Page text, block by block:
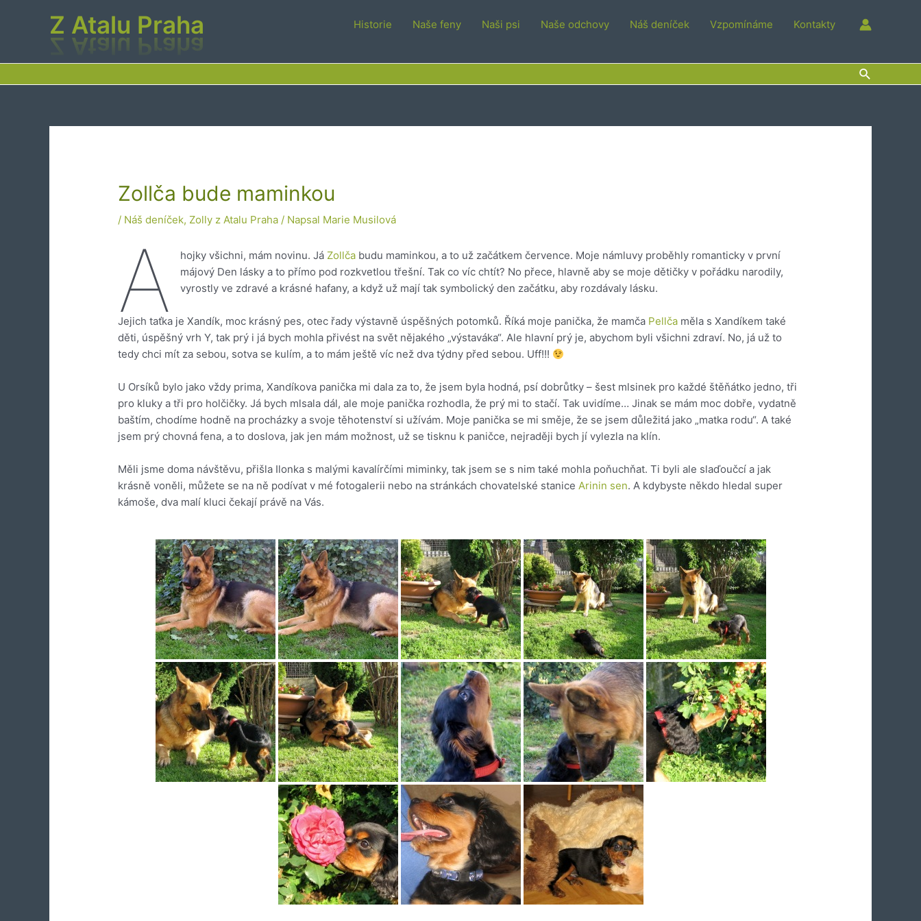
Z Atalu Praha Historie Naše feny Naši psi Naše odchovy Náš deníček Vzpomínáme Kontakty
Hledat
Zollča bude maminkou
/ Náš deníček, Zolly z Atalu Praha / Napsal Marie Musilová
A hojky všichni, mám novinu. Já Zollčabudu maminkou, a to už začátkem července. Moje námluvy proběhly romanticky v první
májový Den lásky a to přímo pod rozkvetlou třešní. Tak co víc chtít? No přece, hlavně aby se moje dětičky v pořádku narodily,
vyrostly ve zdravé a krásné hafany, a když už mají tak symbolický den začátku, aby rozdávaly lásku.
Jejich taťka je Xandík, moc krásný pes, otec řady výstavně úspěšných potomků. Říká moje panička, že mamča Pellča měla s Xandíkem také
děti, úspěšný vrh Y, tak prý i já bych mohla přivést na svět nějakého „výstaváka“. Ale hlavní prý je, abychom byli všichni zdraví. No, já už to
tedy chci mít za sebou, sotva se kulím, a to mám ještě víc než dva týdny před sebou. Uff!!!
U Orsíků bylo jako vždy prima, Xandíkova panička mi dala za to, že jsem byla hodná, psí dobrůtky – šest mlsinek pro každé štěňátko jedno, tři
pro kluky a tři pro holčičky. Já bych mlsala dál, ale moje panička rozhodla, že prý mi to stačí. Tak uvidíme… Jinak se mám moc dobře, vydatně
baštím, chodíme hodně na procházky a svoje těhotenství si užívám. Moje panička se mi směje, že se jsem důležitá jako „matka rodu“. A také
jsem prý chovná fena, a to doslova, jak jen mám možnost, už se tisknu k paničce, nejraději bych jí vylezla na klín.
Měli jsme doma návštěvu, přišla Ilonka s malými kavalírčími miminky, tak jsem se s nim také mohla poňuchňat. Ti byli ale slaďoučcí a jak
krásně voněli, můžete se na ně podívat v mé fotogalerii nebo na stránkách chovatelské staniceArinin sen. A kdybyste někdo hledal super
kámoše, dva malí kluci čekají právě na Vás.